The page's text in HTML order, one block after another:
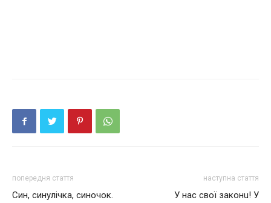
попередня стаття
Син, синулічка, синочок.
наступна стаття
У нac cвoї зaкoнu! У